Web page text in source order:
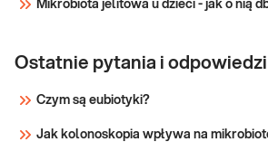
Mikrobiota jelitowa u dzieci - jak o nią
Ostatnie pytania i odpowiedzi
Czym są eubiotyki?
Jak kolonoskopia wpływa na